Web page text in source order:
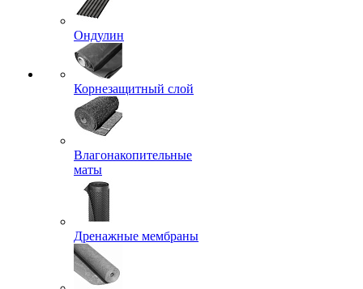
Ондулин
Корнезащитный слой
Влагонакопительные
маты
Дренажные мембраны